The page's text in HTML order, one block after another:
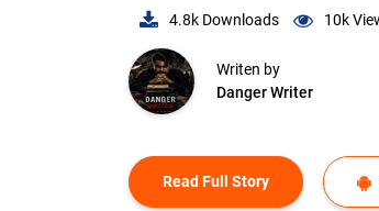
4.8k Downloads 10k
Writen by
Danger Writer
Read Full Story